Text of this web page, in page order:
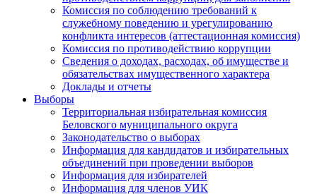
Комиссия по соблюдению требований к
служебному поведению и урегулированию
конфликта интересов (аттестационная комиссия)
Комиссия по противодействию коррупции
Сведения о доходах, расходах, об имуществе и
обязательствах имущественного характера
Доклады и отчеты
Выборы
Территориальная избирательная комиссия
Беловского муниципального округа
Законодательство о выборах
Информация для кандидатов и избирательных
объединений при проведении выборов
Информация для избирателей
Информация для членов УИК